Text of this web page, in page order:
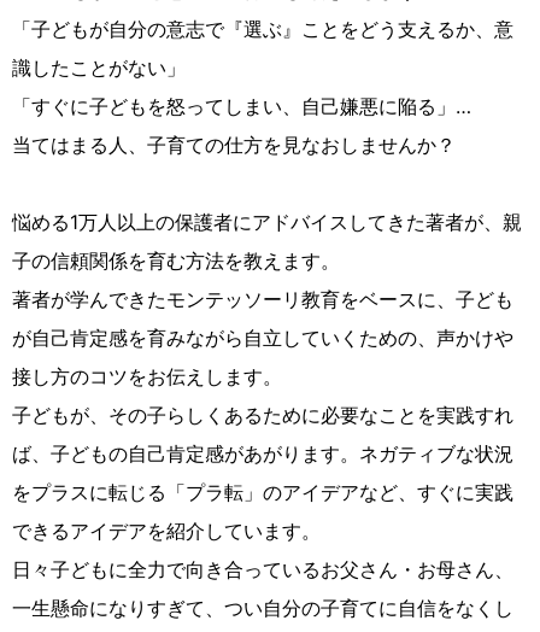
「子どもが自分の意志で『選ぶ』ことをどう支えるか、意
識したことがない」
「すぐに子どもを怒ってしまい、自己嫌悪に陥る」…
当てはまる人、子育ての仕方を見なおしませんか？
悩める1万人以上の保護者にアドバイスしてきた著者が、親
子の信頼関係を育む方法を教えます。
著者が学んできたモンテッソーリ教育をベースに、子ども
が自己肯定感を育みながら自立していくための、声かけや
接し方のコツをお伝えします。
子どもが、その子らしくあるために必要なことを実践すれ
ば、子どもの自己肯定感があがります。ネガティブな状況
をプラスに転じる「プラ転」のアイデアなど、すぐに実践
できるアイデアを紹介しています。
日々子どもに全力で向き合っているお父さん・お母さん、
一生懸命になりすぎて、つい自分の子育てに自信をなくし